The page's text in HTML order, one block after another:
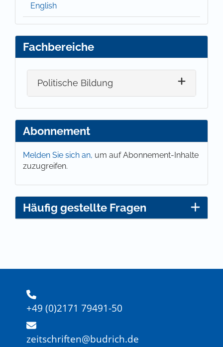
English
Fachbereiche
Politische Bildung
Abonnement
Melden Sie sich an, um auf Abonnement-Inhalte
zuzugreifen.
Häufig gestellte Fragen
+49 (0)2171 79491-50
zeitschriften@budrich.de